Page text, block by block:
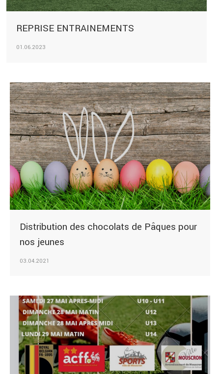
REPRISE ENTRAINEMENTS
01.06.2023
Distribution des chocolats de Pâques pour
nos jeunes
03.04.2021